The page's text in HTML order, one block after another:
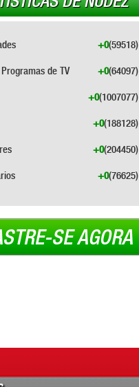
(59518)
+0
de TV (64097)
+0
(1007077)
+0
(188128)
+0
(204450)
+0
(76625)
+0
SE AGORA